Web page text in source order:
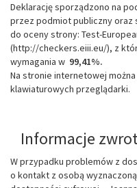
Deklarację sporządzono na
przez podmiot publiczny oraz
do oceny strony: Test-
(http://checkers.eiii.eu/), z
wymagania w 99,41%.
Na stronie internetowej
klawiaturowych przeglądarki.
Informacje
W przypadku problemów z
o kontakt z osobą